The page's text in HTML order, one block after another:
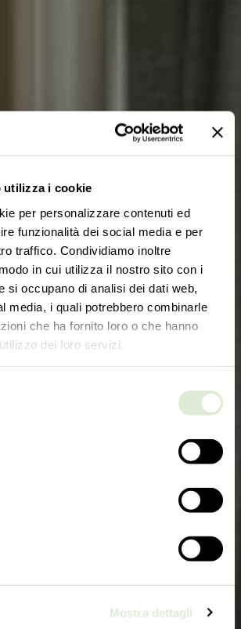
utilizza i cookie
per personalizzare contenuti ed
funzionalità dei social media e per
traffico. Condividiamo inoltre
in cui utilizza il nostro sito con i
si occupano di analisi dei dati web,
media, i quali potrebbero combinarle
che ha fornito loro o che hanno
dei loro servizi.
Mostra dettagli